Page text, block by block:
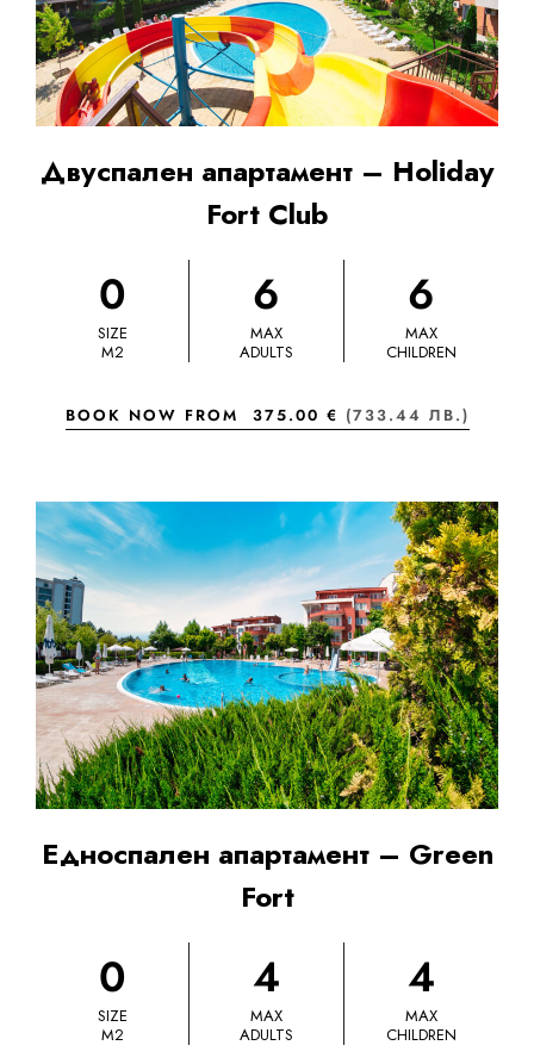
Двуспален апартамент – Holiday
Fort Club
0
SIZE
M2
6
MAX
ADULTS
6
MAX
CHILDREN
BOOK NOW FROM 375.00 € (733.44 ЛВ.)
Едноспален апартамент – Green
Fort
0
SIZE
M2
4
MAX
ADULTS
4
MAX
CHILDREN